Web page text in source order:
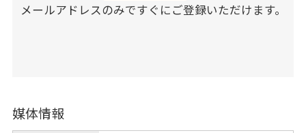
メールアドレスのみですぐにご登録いただけます。
媒体情報